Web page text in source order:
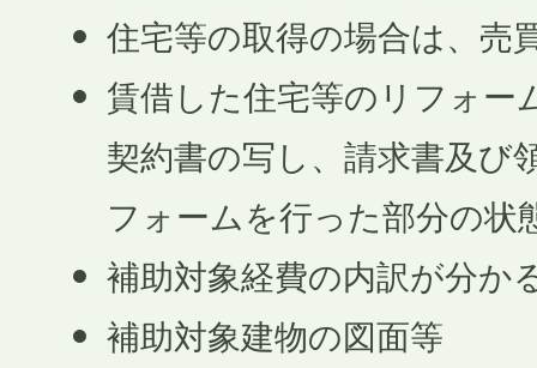
住宅等の取得の場合は、売
賃借した住宅等のリフォー
契約書の写し、請求書及び
フォームを行った部分の状
補助対象経費の内訳が分か
補助対象建物の図面等